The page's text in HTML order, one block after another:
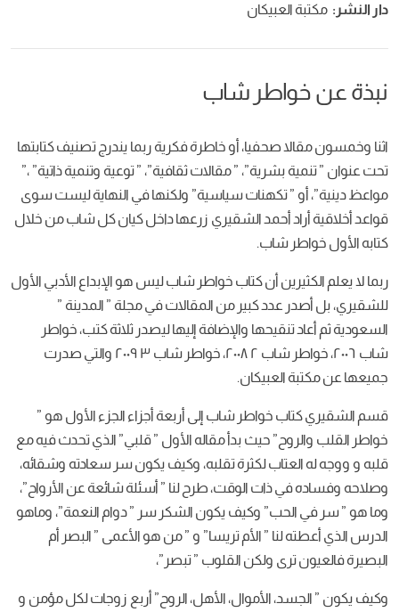
دار النشر: مكتبة العبيكان
نبذة عن خواطر شاب
اثنا وخمسون مقالا صحفيا، أو خاطرة فكرية ربما يندرج تصنيف كتابتها
تحت عنوان ” تنمية بشرية”، ” مقالات ثقافية”، ” توعية وتنمية ذاتية” ،”
مواعظ دينية”، أو ” تكهنات سياسية” ولكنها في النهاية ليست سوى
قواعد أخلاقية أراد أحمد الشقيري زرعها داخل كيان كل شاب من خلال
كتابه الأول خواطر شاب.
ربما لا يعلم الكثيرين أن كتاب خواطر شاب ليس هو الإبداع الأدبي الأول
للشقيري، بل أصدر عدد كبير من المقالات في مجلة ” المدينة ”
السعودية ثم أعاد تنقيحها والإضافة إليها ليصدر ثلاثة كتب، خواطر
شاب ٢٠٠٦، خواطر شاب ٢ ٢٠٠٨، خواطر شاب ٣ ٢٠٠٩ والتي صدرت
جميعها عن مكتبة العبيكان.
قسم الشقيري كتاب خواطر شاب إلى أربعة أجزاء الجزء الأول هو ”
خواطر القلب والروح” حيث بدأ مقاله الأول ” قلبي” الذي تحدث فيه مع
قلبه و ووجه له العتاب لكثرة تقلبه، وكيف يكون سر سعادته وشقائه،
وصلاحه وفساده في ذات الوقت، طرح لنا ” أسئلة شائعة عن الأرواح”،
وما هو ” سر في الحب” وكيف يكون الشكر سر ” دوام النعمة”، وماهو
الدرس الذي أعطته لنا ” الأم تريسا” و ” من هو الأعمى ” البصر أم
البصيرة فالعيون ترى ولكن القلوب ” تبصر”،
وكيف يكون ” الجسد، الأموال، الأهل، الروح” أربع زوجات لكل مؤمن و